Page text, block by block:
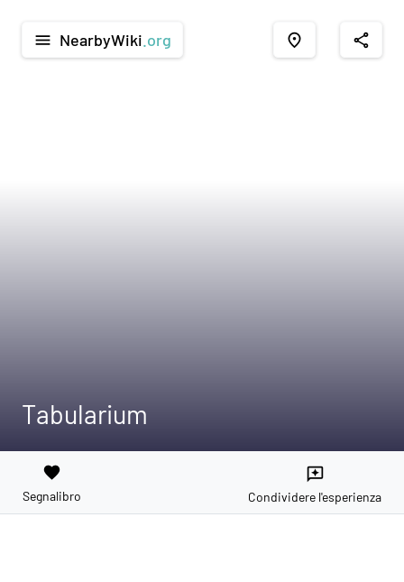
menu NearbyWiki .org place share
Tabularium
favorite
Segnalibro
reviews
Condividere l'esperienza